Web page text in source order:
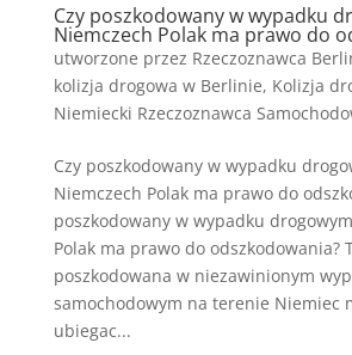
Czy poszkodowany w wypadku
Niemczech Polak ma prawo do
utworzone przez Rzeczoznawca
kolizja drogowa w Berlinie, Kolizja
Niemiecki Rzeczoznawca
Czy poszkodowany w wypadku
Niemczech Polak ma prawo do
poszkodowany w wypadku
Polak ma prawo do odszkodowania?
poszkodowana w niezawinionym
samochodowym na terenie Niemiec
ubiegac...